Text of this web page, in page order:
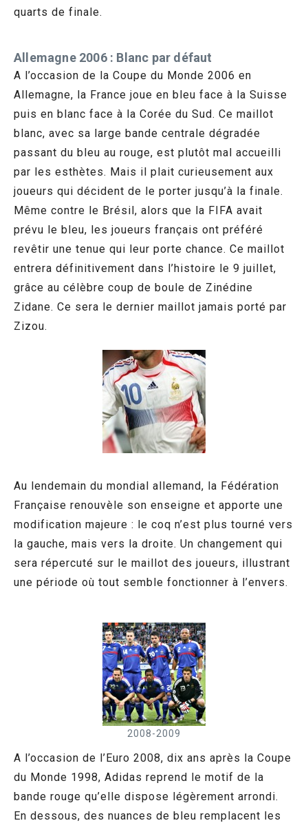
quarts de finale.
Allemagne 2006 : Blanc par défaut
A l’occasion de la Coupe du Monde 2006 en
Allemagne, la France joue en bleu face à la Suisse
puis en blanc face à la Corée du Sud. Ce maillot
blanc, avec sa large bande centrale dégradée
passant du bleu au rouge, est plutôt mal accueilli
par les esthètes. Mais il plait curieusement aux
joueurs qui décident de le porter jusqu’à la finale.
Même contre le Brésil, alors que la FIFA avait
prévu le bleu, les joueurs français ont préféré
revêtir une tenue qui leur porte chance. Ce maillot
entrera définitivement dans l’histoire le 9 juillet,
grâce au célèbre coup de boule de Zinédine
Zidane. Ce sera le dernier maillot jamais porté par
Zizou.
Au lendemain du mondial allemand, la Fédération
Française renouvèle son enseigne et apporte une
modification majeure : le coq n’est plus tourné vers
la gauche, mais vers la droite. Un changement qui
sera répercuté sur le maillot des joueurs, illustrant
une période où tout semble fonctionner à l’envers.
2008-2009
A l’occasion de l’Euro 2008, dix ans après la Coupe
du Monde 1998, Adidas reprend le motif de la
bande rouge qu’elle dispose légèrement arrondi.
En dessous, des nuances de bleu remplacent les